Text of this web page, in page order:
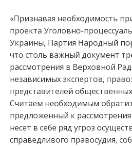
«Признавая необходимость
проекта Уголовно-
Украины, Партия Народный
что столь важный документ
рассмотрения в Верховной
независимых экспертов,
представителей
Считаем необходимым
предложенный к
несет в себе ряд угроз
справедливого правосудия,